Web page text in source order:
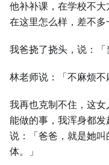
他补补课，在学校不
在这里怎么样，差不多
我爸挠了挠头，说：「
林老师说：「不麻烦不
我再也克制不住，这
能做的事，我浑身都
说：「爸爸，就是她
体。」